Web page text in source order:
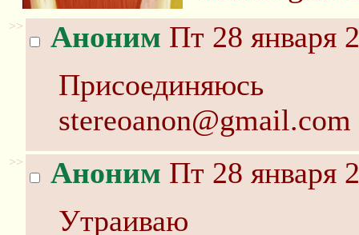
>> Аноним Пт 28 января
Присоединяюсь
stereoanon@gmail.com
>> Аноним Пт 28 января
Утраиваю